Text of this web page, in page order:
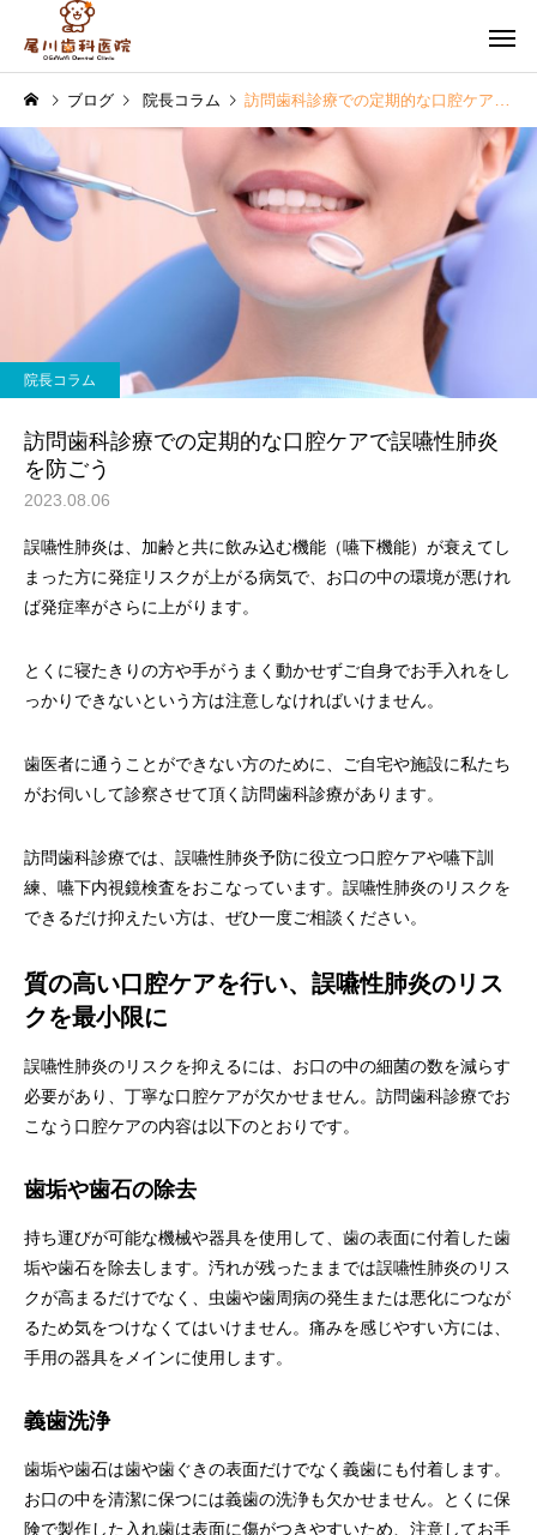
虫歯治療
予防歯科・ク
院長コラム
訪問歯科診療で生活の質
【QOL】を高めよう！
院長コラム
インプラント手術の後
つも通りでいいの？術
術後の過ごし方
ブログ 院長コラム 訪問歯科診療での定期的な口腔ケアで誤嚥性肺炎を防ごう
院長コラム
訪問歯科診療での定期的な口腔ケアで誤嚥性肺炎
を防ごう
2023.08.06
誤嚥性肺炎は、加齢と共に飲み込む機能（嚥下機能）が衰えてし
まった方に発症リスクが上がる病気で、お口の中の環境が悪けれ
ば発症率がさらに上がります。
とくに寝たきりの方や手がうまく動かせずご自身でお手入れをし
っかりできないという方は注意しなければいけません。
歯医者に通うことができない方のために、ご自宅や施設に私たち
がお伺いして診察させて頂く訪問歯科診療があります。
訪問歯科診療では、誤嚥性肺炎予防に役立つ口腔ケアや嚥下訓
練、嚥下内視鏡検査をおこなっています。誤嚥性肺炎のリスクを
できるだけ抑えたい方は、ぜひ一度ご相談ください。
質の高い口腔ケアを行い、誤嚥性肺炎のリス
クを最小限に
誤嚥性肺炎のリスクを抑えるには、お口の中の細菌の数を減らす
必要があり、丁寧な口腔ケアが欠かせません。訪問歯科診療でお
こなう口腔ケアの内容は以下のとおりです。
歯垢や歯石の除去
持ち運びが可能な機械や器具を使用して、歯の表面に付着した歯
垢や歯石を除去します。汚れが残ったままでは誤嚥性肺炎のリス
クが高まるだけでなく、虫歯や歯周病の発生または悪化につなが
るため気をつけなくてはいけません。痛みを感じやすい方には、
手用の器具をメインに使用します。
義歯洗浄
歯垢や歯石は歯や歯ぐきの表面だけでなく義歯にも付着します。
お口の中を清潔に保つには義歯の洗浄も欠かせません。とくに保
険で製作した入れ歯は表面に傷がつきやすいため、注意してお手